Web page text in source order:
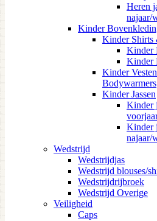
Heren
najaar/
Kinder
Kinder Shirts
Kinder
Kinder
Kinder
Bodywarmers
Kinder Jassen
Kinder
Kinder
najaar/
Wedstrijd
Wedstrijdjas
Wedstrijd blouses/
Wedstrijdrijbroek
Wedstrijd Overige
Veiligheid
Caps